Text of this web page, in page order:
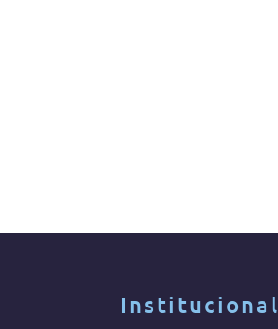
Institucional